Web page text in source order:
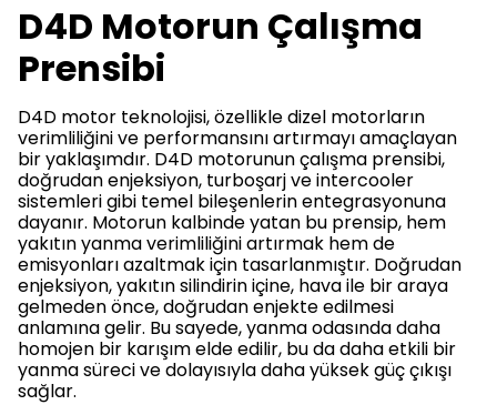
D4D Motorun Çalışma
Prensibi
D4D motor teknolojisi, özellikle dizel motorların
verimliliğini ve performansını artırmayı amaçlayan
bir yaklaşımdır. D4D motorunun çalışma prensibi,
doğrudan enjeksiyon, turboşarj ve intercooler
sistemleri gibi temel bileşenlerin entegrasyonuna
dayanır. Motorun kalbinde yatan bu prensip, hem
yakıtın yanma verimliliğini artırmak hem de
emisyonları azaltmak için tasarlanmıştır. Doğrudan
enjeksiyon, yakıtın silindirin içine, hava ile bir araya
gelmeden önce, doğrudan enjekte edilmesi
anlamına gelir. Bu sayede, yanma odasında daha
homojen bir karışım elde edilir, bu da daha etkili bir
yanma süreci ve dolayısıyla daha yüksek güç çıkışı
sağlar.